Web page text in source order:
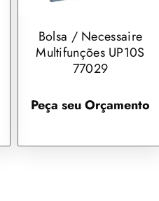
Bolsa / Necessaire
Multifunções UP10S
77029
Peça seu Orçamento